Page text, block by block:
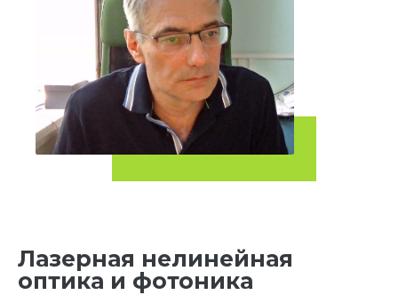
Лазерная нелинейная
оптика и фотоника